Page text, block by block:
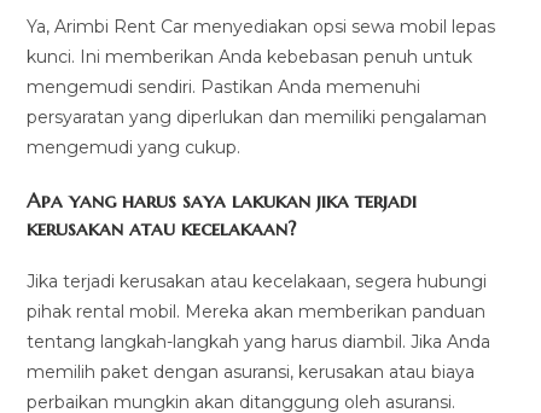
Ya, Arimbi Rent Car menyediakan opsi sewa mobil lepas
kunci. Ini memberikan Anda kebebasan penuh untuk
mengemudi sendiri. Pastikan Anda memenuhi
persyaratan yang diperlukan dan memiliki pengalaman
mengemudi yang cukup.
Apa yang harus saya lakukan jika terjadi
kerusakan atau kecelakaan?
Jika terjadi kerusakan atau kecelakaan, segera hubungi
pihak rental mobil. Mereka akan memberikan panduan
tentang langkah-langkah yang harus diambil. Jika Anda
memilih paket dengan asuransi, kerusakan atau biaya
perbaikan mungkin akan ditanggung oleh asuransi.